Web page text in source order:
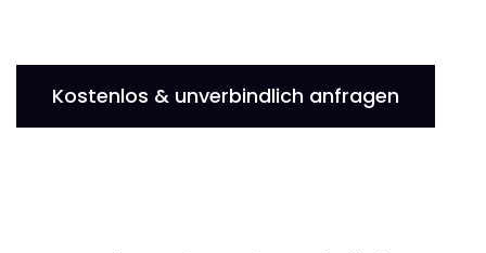
Kostenlos & unverbindlich anfragen